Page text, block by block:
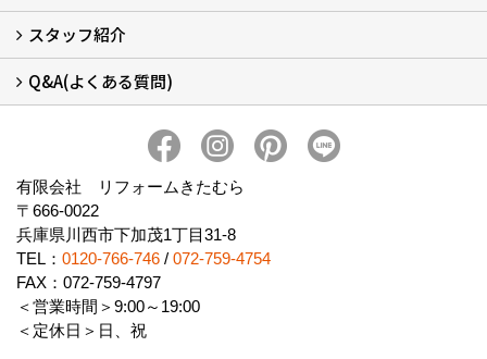
会社概要 (2)
ブログ
アクセス
施工エリア
施工までの流れ
SNSインフォメーション
チャット機能
オンライン打合わせ
補助金について (2)
スタッフ紹介
スタッフ紹介
Q&A(よくある質問)
有限会社 リフォームきたむら
〒666-0022
兵庫県川西市下加茂1丁目31-8
TEL： 0120-766-746 / 072-759-4754
FAX：072-759-4797
＜営業時間＞9:00～19:00
＜定休日＞日、祝